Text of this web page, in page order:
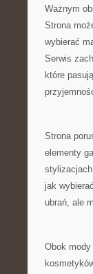
Ważnym
Strona
wybierać
Serwis
które
Strona
elementy
jak
ubrań, ale
Obok